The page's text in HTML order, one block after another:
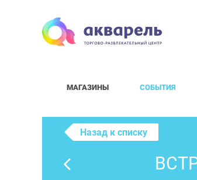
МАГАЗИНЫ СОБЫТИЯ
Назад к списку